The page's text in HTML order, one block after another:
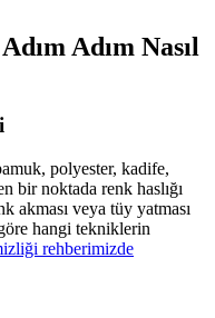
Adım Nasıl
polyester, kadife,
bir noktada renk haslığı
akması veya tüy yatması
hangi tekniklerin
rehberimizde